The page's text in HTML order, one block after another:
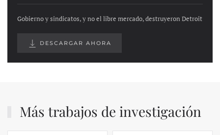
Gobierno y sindicatos, y no el libre mercado, destruyeron Detroit
DESCARGAR AHORA
Más trabajos de investigación